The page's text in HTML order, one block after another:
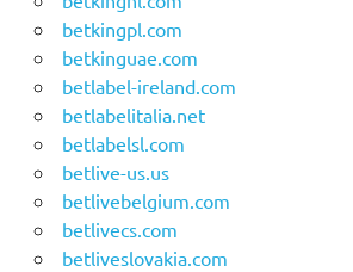
betkingpl.com
betkinguae.com
betlabel-ireland.com
betlabelitalia.net
betlabelsl.com
betlive-us.us
betlivebelgium.com
betlivecs.com
betliveslovakia.com